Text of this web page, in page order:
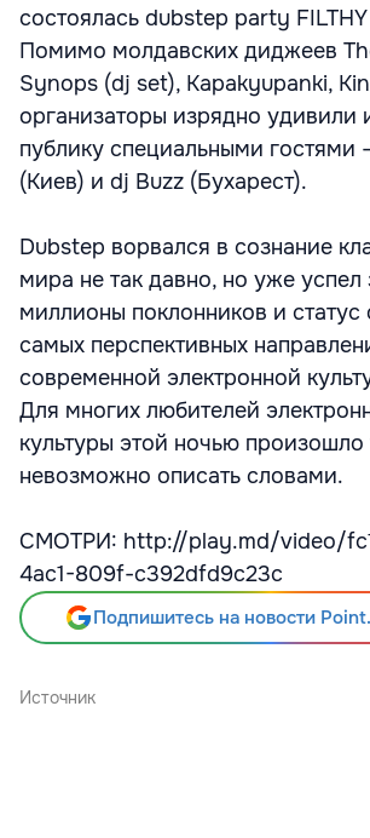
состоялась dubstep party
Помимо молдавских диджеев
Synops (dj set), Kapakyupanki,
организаторы изрядно удивили
публику специальными гостями
(Киев) и dj Buzz (Бухарест).
Dubstep ворвался в сознание
мира не так давно, но уже успел
миллионы поклонников и статус
самых перспективных
современной электронной
Для многих любителей
культуры этой ночью произошло
невозможно описать словами.
СМОТРИ: http://play.md/video/
4ac1-809f-c392dfd9c23c
Подпишитесь на новости
Источник